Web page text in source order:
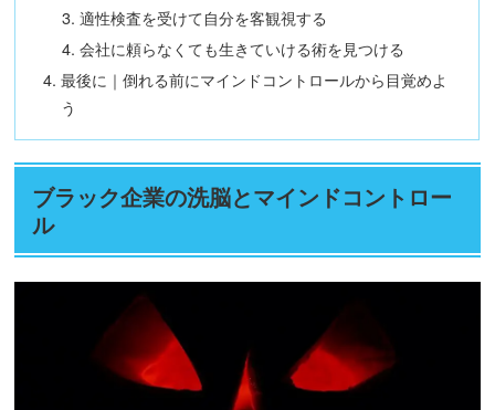
適性検査を受けて自分を客観視する
会社に頼らなくても生きていける術を見つける
最後に｜倒れる前にマインドコントロールから目覚めよ
う
ブラック企業の洗脳とマインドコントロー
ル